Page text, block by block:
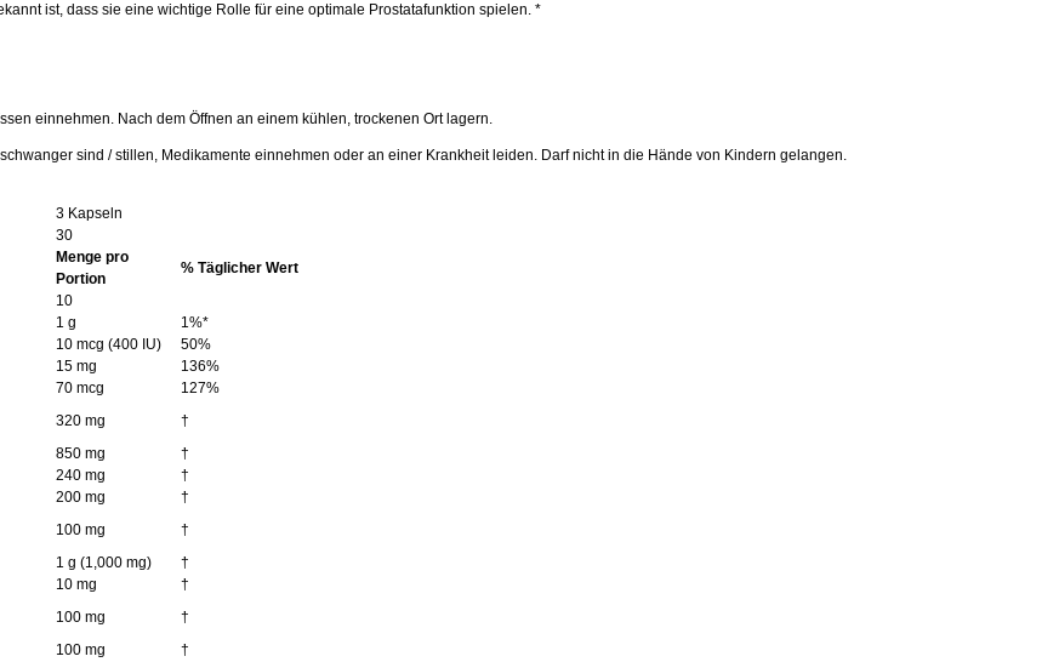
ist, dass sie eine wichtige Rolle für eine optimale Prostatafunktion spielen. *
einnehmen. Nach dem Öffnen an einem kühlen, trockenen Ort lagern.
sind / stillen, Medikamente einnehmen oder an einer Krankheit leiden. Darf nicht in die Hände von Kindern gelangen.
3 Kapseln
30
Menge pro
Portion
% Täglicher Wert
10
1 g
1%*
10 mcg (400 IU)
50%
15 mg
136%
70 mcg
127%
320 mg
†
850 mg
†
240 mg
†
200 mg
†
100 mg
†
1 g (1,000 mg)
†
10 mg
†
100 mg
†
100 mg
†